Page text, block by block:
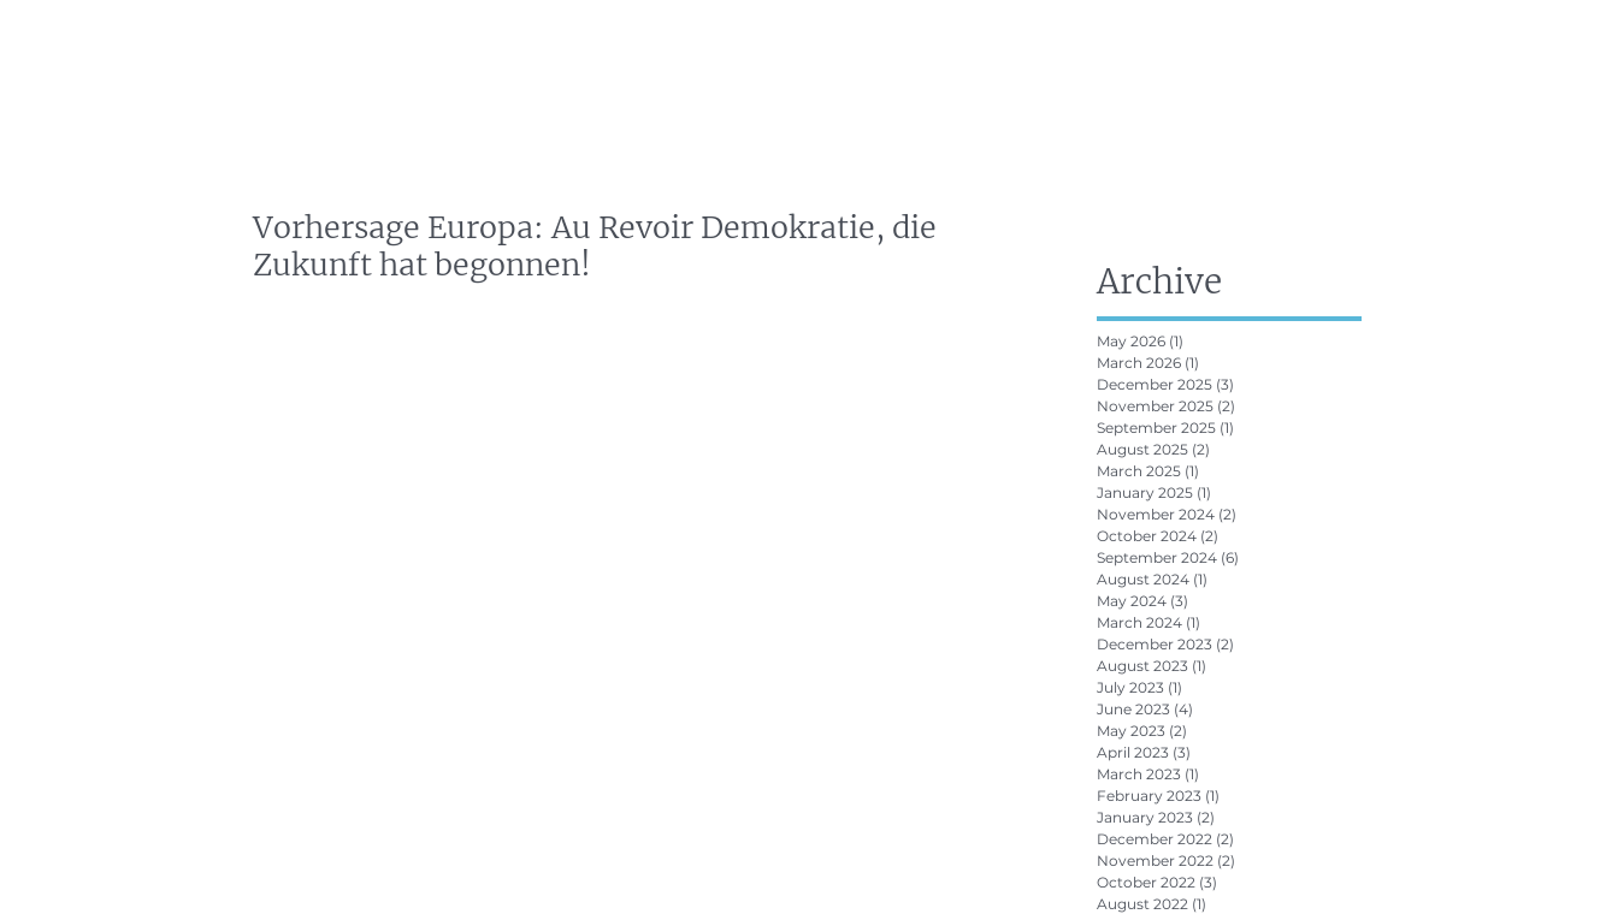
Vorhersage Europa: Au Revoir Demokratie, die
Zukunft hat begonnen!
Archive
May 2026 (1)
March 2026 (1)
December 2025 (3)
November 2025 (2)
September 2025 (1)
August 2025 (2)
March 2025 (1)
January 2025 (1)
November 2024 (2)
October 2024 (2)
September 2024 (6)
August 2024 (1)
May 2024 (3)
March 2024 (1)
December 2023 (2)
August 2023 (1)
July 2023 (1)
June 2023 (4)
May 2023 (2)
April 2023 (3)
March 2023 (1)
February 2023 (1)
January 2023 (2)
December 2022 (2)
November 2022 (2)
October 2022 (3)
August 2022 (1)